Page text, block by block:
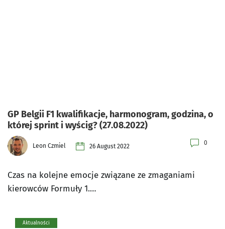
GP Belgii F1 kwalifikacje, harmonogram, godzina, o
której sprint i wyścig? (27.08.2022)
Leon Czmiel 26 August 2022 0
Czas na kolejne emocje związane ze zmaganiami
kierowców Formuły 1.…
Aktualności